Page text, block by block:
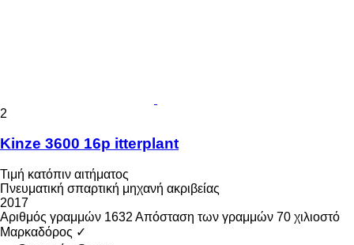
2
Kinze 3600 16p itterplant
Τιμή κατόπιν αιτήματος
Πνευματική σπαρτική μηχανή ακριβείας
2017
Αριθμός γραμμών 1632 Απόσταση των γραμμών 70 χιλιοστό
Μαρκαδόρος ✓